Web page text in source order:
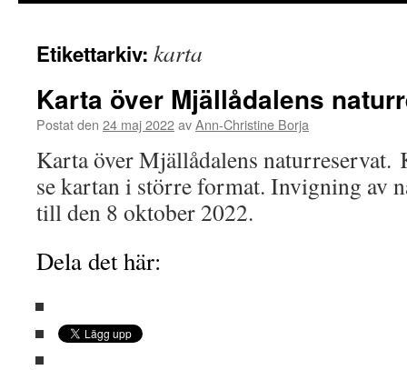
Etikettarkiv: karta
Karta över Mjällådalens
Postat den 24 maj 2022avAnn-Christine Borja
Karta över Mjällådalens
se kartan i större format. Invigning av
till den 8 oktober 2022.
Dela det här: